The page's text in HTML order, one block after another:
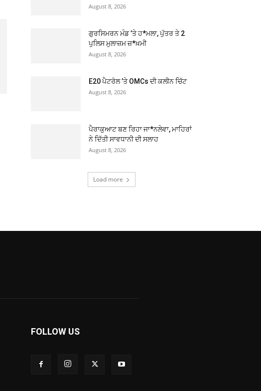
August 8, 2026
ਗੁਰਸਿਮਰਨ ਮੰਡ ’ਤੇ ਹ*ਮਲਾ, ਪੁੱਤਰ ਤੇ 2
ਪੁਲਿਸ ਮੁਲਾਜ਼ਮ ਜ਼*ਖ਼ਮੀ
August 8, 2026
E20 ਪੈਟਰੋਲ ’ਤੇ OMCs ਦੀ ਕਲੀਨ ਚਿੱਟ
August 8, 2026
ਪੈਰਾਕੁਆਟ ਬਣ ਰਿਹਾ ਜਾ*ਨਲੇਵਾ, ਮਾਹਿਰਾਂ
ਨੇ ਦਿੱਤੀ ਸਾਵਧਾਨੀ ਦੀ ਸਲਾਹ
August 8, 2026
Load more
FOLLOW US